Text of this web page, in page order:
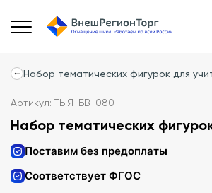
Набор тематических фигурок для
Артикул: ТЫЯ-БВ-080
Набор тематических
Поставим без предоплаты
Соответствует ФГОС